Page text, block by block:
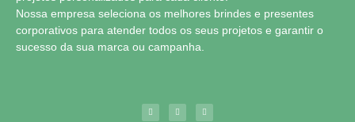
Nossa empresa seleciona os melhores brindes e presentes
corporativos para atender todos os seus projetos e garantir o
sucesso da sua marca ou campanha.